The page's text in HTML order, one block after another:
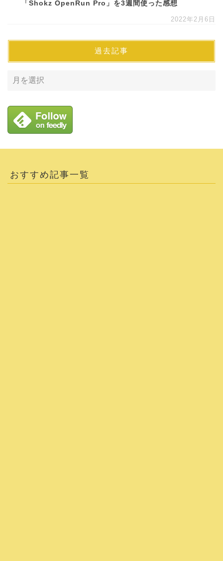
「Shokz OpenRun Pro」を3週間使った感想
2022年2月6日
過去記事
おすすめ記事一覧